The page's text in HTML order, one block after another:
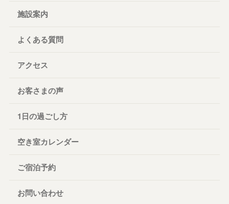
施設案内
よくある質問
アクセス
お客さまの声
1日の過ごし方
空き室カレンダー
ご宿泊予約
お問い合わせ